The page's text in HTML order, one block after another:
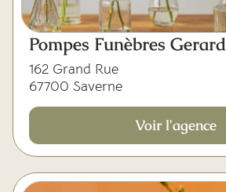
Pompes Funèbres Gerard
162 Grand Rue
67700 Saverne
Voir l'agence